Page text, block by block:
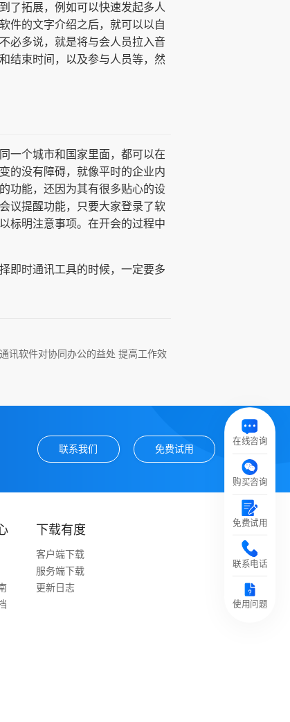
了拓展，例如可以快速发起多人
件的文字介绍之后，就可以以自
必多说，就是将与会人员拉入音
结束时间，以及参与人员等，然
一个城市和国家里面，都可以在
的没有障碍，就像平时的企业内
功能，还因为其有很多贴心的设
议提醒功能，只要大家登录了软
标明注意事项。在开会的过程中
即时通讯工具的时候，一定要多
讯软件对协同办公的益处 提高工作效
联系我们 免费试用
在线咨询
购买咨询
免费试用
联系电话
使用问题
下载有度
客户端下载
服务端下载
更新日志